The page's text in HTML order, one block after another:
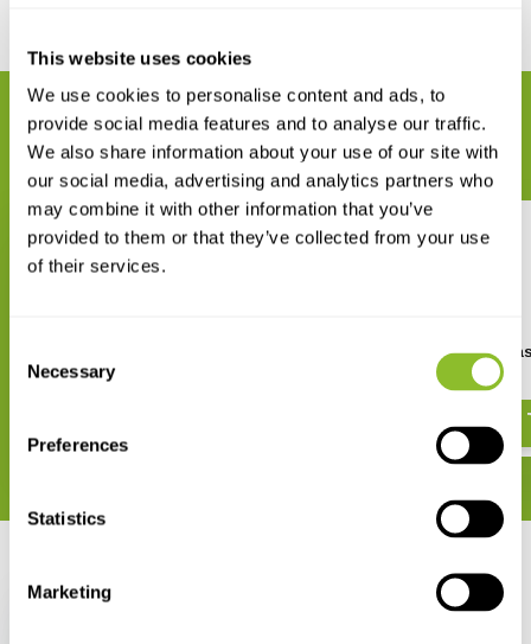
This website uses cookies
We use cookies to personalise content and ads, to
provide social media features and to analyse our traffic.
We also share information about your use of our site with
our social media, advertising and analytics partners who
may combine it with other information that you’ve
provided to them or that they’ve collected from your use
of their services.
Selection
Necessary
Preferences
Statistics
Marketing
GERELATEERDE PRODUCTEN
Maak uw bestelling compleet
gereedschap sleutelhanger
Huckleberry
€ 13,95